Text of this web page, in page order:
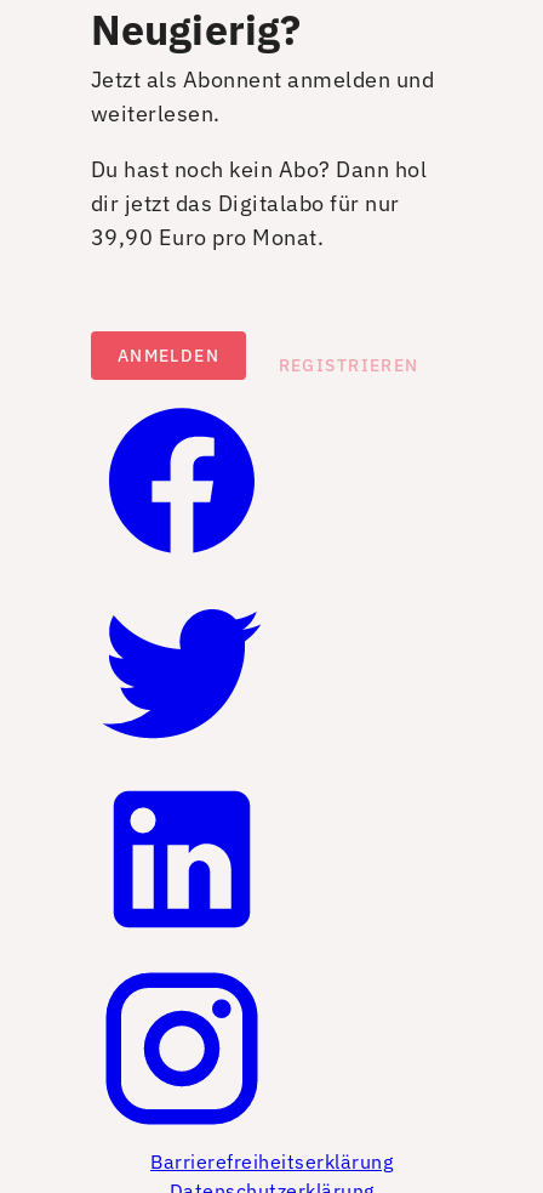
Neugierig?
Jetzt als Abonnent anmelden und
weiterlesen.
Du hast noch kein Abo? Dann hol
dir jetzt das Digitalabo für nur
39,90 Euro pro Monat.
ANMELDEN REGISTRIEREN
Barrierefreiheitserklärung